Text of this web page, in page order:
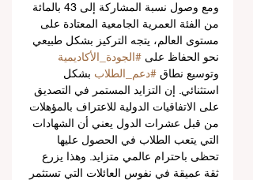
ومع وصول نسبة المشاركة إلى 43 بالمائة
من الفئة العمرية الجامعية المعتادة على
مستوى العالم، يتجه التركيز بشكل طبيعي
نحو الحفاظ على #الجودة_الأكاديمية
وتوسيع نطاق #دعم_الطلاب بشكل
استثنائي. إن التزايد المستمر في التصديق
على الاتفاقيات الدولية للاعتراف بالمؤهلات
من قبل عشرات الدول يعني أن الشهادات
التي يتعب الطلاب في الحصول عليها
تحظى باحترام عالمي متزايد. وهذا يزرع
ثقة عميقة في نفوس العائلات التي تستثمر